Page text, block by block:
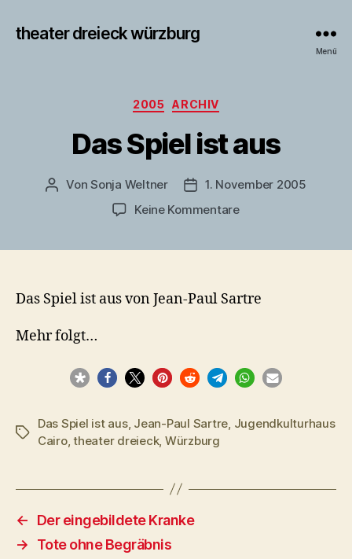
theater dreieck würzburg
Menü
Kategorien
2005 ARCHIV
Das Spiel ist aus
Beitragsautor
VonSonja Weltner Veröffentlichungsdatum
1. November 2005
Keine Kommentarezu
Das Spiel ist aus von Jean-Paul Sartre
Mehr folgt…
Schlagwörter
Das Spiel ist aus, Jean-Paul Sartre Jugendkulturhaus
Cairo,theater dreieck, Würzburg
←
Der eingebildete Kranke
→
Tote ohne Begräbnis